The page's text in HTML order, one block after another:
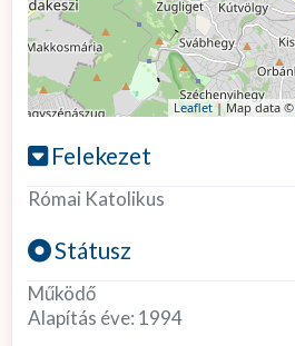
Leaflet| Map data ©
Felekezet
Római Katolikus
Státusz
Működő
Alapítás éve: 1994